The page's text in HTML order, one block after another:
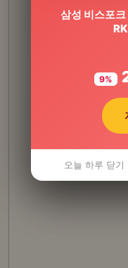
[3+1] 동국제약
오늘 하루 닫기
삼성 비스포
9%
오늘 하루 닫기